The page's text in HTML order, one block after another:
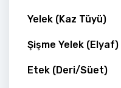
Yelek (Kaz Tüyü)
Şişme Yelek (Elyaf)
Etek (Deri/Süet)